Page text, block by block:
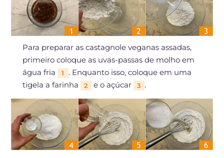
Para preparar as castagnole veganas assadas,
primeiro coloque as uvas-passas de molho em
água fria
1
. Enquanto isso, coloque em uma
tigela a farinha
2 e o açúcar 3 .